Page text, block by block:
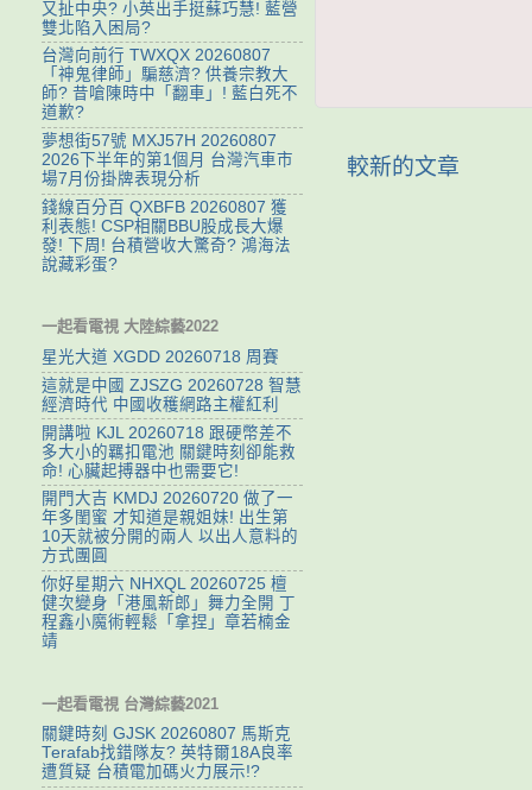
較新的文章
又扯中央? 小英出手挺蘇巧慧! 藍營
雙北陷入困局?
台灣向前行 TWXQX 20260807
「神鬼律師」騙慈濟? 供養宗教大
師? 昔嗆陳時中「翻車」! 藍白死不
道歉?
夢想街57號 MXJ57H 20260807
2026下半年的第1個月 台灣汽車市
場7月份掛牌表現分析
錢線百分百 QXBFB 20260807 獲
利表態! CSP相關BBU股成長大爆
發! 下周! 台積營收大驚奇? 鴻海法
說藏彩蛋?
一起看電視 大陸綜藝2022
星光大道 XGDD 20260718 周賽
這就是中國 ZJSZG 20260728 智慧
經濟時代 中國收穫網路主權紅利
開講啦 KJL 20260718 跟硬幣差不
多大小的羈扣電池 關鍵時刻卻能救
命! 心臟起搏器中也需要它!
開門大吉 KMDJ 20260720 做了一
年多閨蜜 才知道是親姐妹! 出生第
10天就被分開的兩人 以出人意料的
方式團圓
你好星期六 NHXQL 20260725 檀
健次變身「港風新郎」舞力全開 丁
程鑫小魔術輕鬆「拿捏」章若楠金
靖
一起看電視 台灣綜藝2021
關鍵時刻 GJSK 20260807 馬斯克
Terafab找錯隊友? 英特爾18A良率
遭質疑 台積電加碼火力展示!?